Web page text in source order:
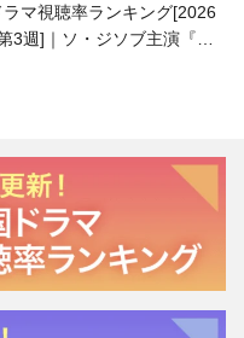
マ視聴率ランキング[2026
3週]｜ソ・ジソブ主演『エ